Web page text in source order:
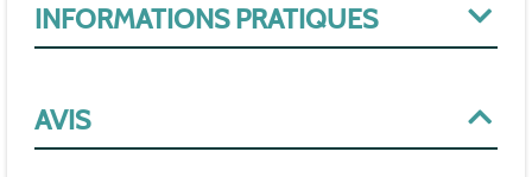
INFORMATIONS PRATIQUES
AVIS